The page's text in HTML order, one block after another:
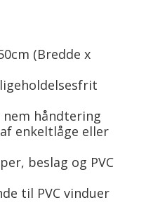
(Bredde x
håndtering
enkeltlåge eller
beslag og PVC
til PVC vinduer